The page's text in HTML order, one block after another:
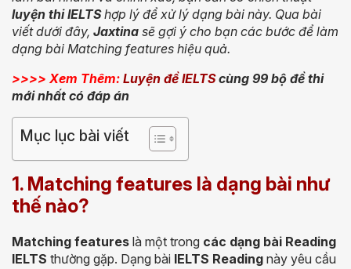
luyện thi IELTShợp lý để xử lý dạng bài này. Qua bài
viết dưới đây, Jaxtina sẽ gợi ý cho bạn các bước để làm
dạng bài Matching features hiệu quả.
>>>> Xem Thêm: Luyện đề IELTScùng 99 bộ đề thi
mới nhất có đáp án
Mục lục bài viết
1. Matching features là dạng bài như
thế nào?
Matching features là một trong các dạng bài Reading
IELTS thường gặp. Dạng bài IELTS Reading này yêu cầu